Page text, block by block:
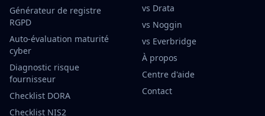
Générateur de registre
RGPD
Auto-évaluation maturité
cyber
Diagnostic risque
fournisseur
Checklist DORA
Checklist NIS2
vs Drata
vs Noggin
vs Everbridge
À propos
Centre d'aide
Contact